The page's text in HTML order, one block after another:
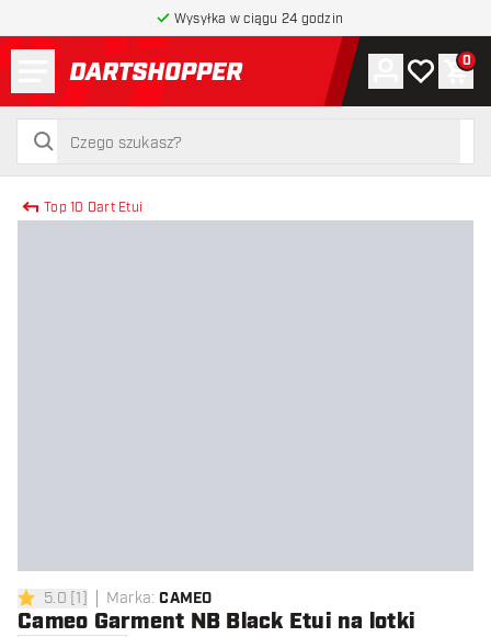
Wysyłka w ciągu 24 godzin
powrót do strony głównej
szukaj
szukaj
Konto
Moja lista
0
Top 10 Dart Etui
5 gwiazdki oceny
5.0 [1] Marka: CAMEO
Cameo Garment NB Black Etui na lotki